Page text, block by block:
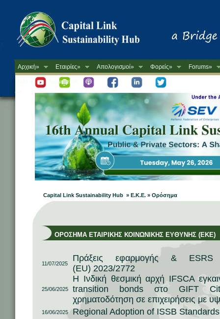
Αρχική» Εταιρίες» Απολογισμοί» Φορείς» Forums»
-->
Newsletter
Capital Link Sustainability Hub » Ε.Κ.Ε. » Ορόσημα
ΟΡΟΣΗΜΑ ΕΤΑΙΡΙΚΗΣ ΚΟΙΝΩΝΙΚΗΣ ΕΥΘΥΝΗΣ (ΕΚΕ)
11/07/2025
Πράξεις εφαρμογής &
(EU) 2023/2772
25/06/2025
Η Ινδική θεσμική αρχή IFSCA
transition bonds στο GIFT
χρηματοδότηση σε επιχειρήσεις με
16/06/2025 Regional Adoption of ISSB Standards